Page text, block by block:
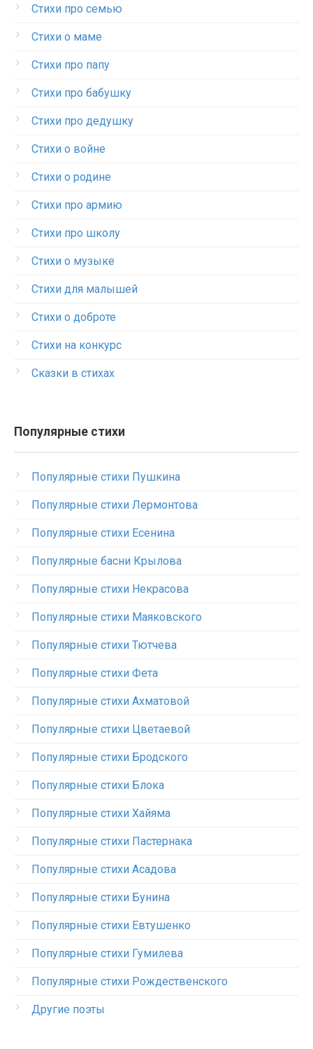
Стихи про семью
Стихи о маме
Стихи про папу
Стихи про бабушку
Стихи про дедушку
Стихи о войне
Стихи о родине
Стихи про армию
Стихи про школу
Стихи о музыке
Стихи для малышей
Стихи о доброте
Стихи на конкурс
Сказки в стихах
Популярные стихи
Популярные стихи Пушкина
Популярные стихи Лермонтова
Популярные стихи Есенина
Популярные басни Крылова
Популярные стихи Некрасова
Популярные стихи Маяковского
Популярные стихи Тютчева
Популярные стихи Фета
Популярные стихи Ахматовой
Популярные стихи Цветаевой
Популярные стихи Бродского
Популярные стихи Блока
Популярные стихи Хайяма
Популярные стихи Пастернака
Популярные стихи Асадова
Популярные стихи Бунина
Популярные стихи Евтушенко
Популярные стихи Гумилева
Популярные стихи Рождественского
Другие поэты